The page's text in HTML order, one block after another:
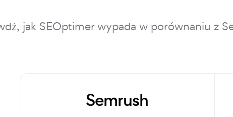
jak SEOptimer wypada w porównaniu z
Semrush